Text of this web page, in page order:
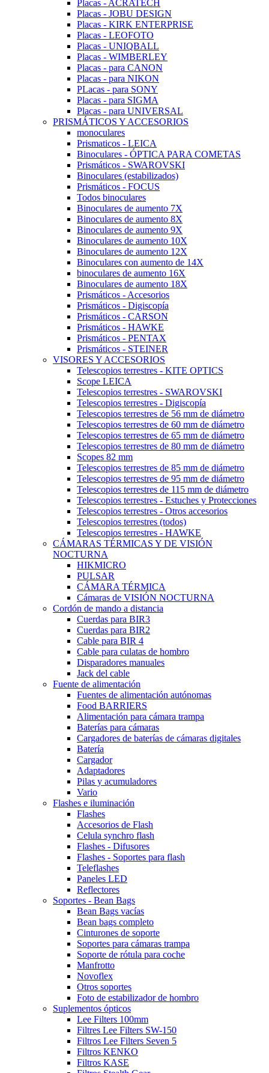
Placas - ACRATECH
Placas - JOBU DESIGN
Placas - KIRK ENTERPRISE
Placas - LEOFOTO
Placas - UNIQBALL
Placas - WIMBERLEY
Placas - para CANON
Placas - para NIKON
PLacas - para SONY
Placas - para SIGMA
Placas - para UNIVERSAL
PRISMÁTICOS Y ACCESORIOS
monoculares
Prismaticos - LEICA
Binoculares - ÓPTICA PARA COMETAS
Prismáticos - SWAROVSKI
Binoculares (estabilizados)
Prismáticos - FOCUS
Todos binoculares
Binoculares de aumento 7X
Binoculares de aumento 8X
Binoculares de aumento 9X
Binoculares de aumento 10X
Binoculares de aumento 12X
Binoculares con aumento de 14X
binoculares de aumento 16X
Binoculares de aumento 18X
Prismáticos - Accesorios
Prismáticos - Digiscopía
Prismáticos - CARSON
Prismáticos - HAWKE
Prismáticos - PENTAX
Prismáticos - STEINER
VISORES Y ACCESORIOS
Telescopios terrestres - KITE OPTICS
Scope LEICA
Telescopios terrestres - SWAROVSKI
Telescopios terrestres - Digiscopía
Telescopios terrestres de 56 mm de diámetro
Telescopios terrestres de 60 mm de diámetro
Telescopios terrestres de 65 mm de diámetro
Telescopios terrestres de 80 mm de diámetro
Scopes 82 mm
Telescopios terrestres de 85 mm de diámetro
Telescopios terrestres de 95 mm de diámetro
Telescopios terrestres de 115 mm de diámetro
Telescopios terrestres - Estuches y Protecciones
Telescopios terrestres - Otros accesorios
Telescopios terrestres (todos)
Telescopios terrestres - HAWKE
CÁMARAS TÉRMICAS Y DE VISIÓN
NOCTURNA
HIKMICRO
PULSAR
CÁMARA TÉRMICA
Cámaras de VISIÓN NOCTURNA
Cordón de mando a distancia
Cuerdas para BIR3
Cuerdas para BIR2
Cable para BIR 4
Cable para culatas de hombro
Disparadores manuales
Jack del cable
Fuente de alimentación
Fuentes de alimentación autónomas
Food BARRIERS
Alimentación para cámara trampa
Baterías para cámaras
Cargadores de baterías de cámaras digitales
Batería
Cargador
Adaptadores
Pilas y acumuladores
Vario
Flashes e iluminación
Flashes
Accesorios de Flash
Celula synchro flash
Flashes - Difusores
Flashes - Soportes para flash
Teleflashes
Paneles LED
Reflectores
Soportes - Bean Bags
Bean Bags vacías
Bean bags completo
Cinturones de soporte
Soportes para cámaras trampa
Soporte de rótula para coche
Manfrotto
Novoflex
Otros soportes
Foto de estabilizador de hombro
Suplementos ópticos
Lee Filters 100mm
Filtres Lee Filters SW-150
Filtros Lee Filters Seven 5
Filtros KENKO
Filtros KASE